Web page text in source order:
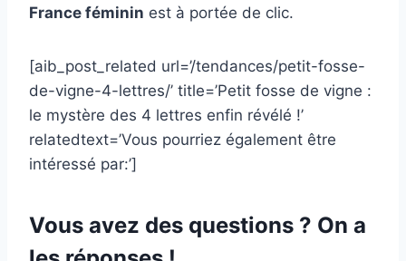
France féminin est à portée de clic.
[aib_post_related url=’/tendances/petit-fosse-
de-vigne-4-lettres/’ title=’Petit fosse de vigne :
le mystère des 4 lettres enfin révélé !’
relatedtext=’Vous pourriez également être
intéressé par:’]
Vous avez des questions ? On a